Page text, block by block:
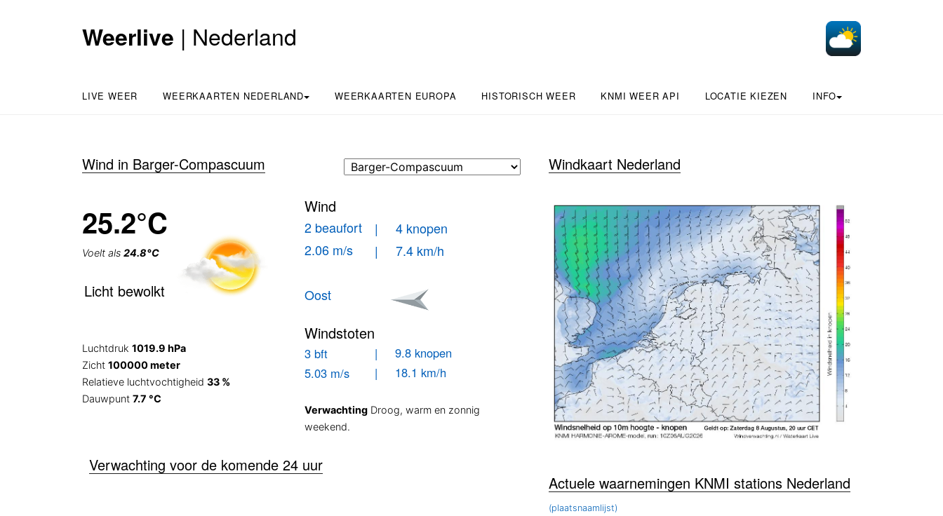
Weerlive | Nederland
LIVE WEER WEERKAARTEN NEDERLAND WEERKAARTEN EUROPA HISTORISCH WEER KNMI WEER API LOCATIE KIEZEN INFO
Wind in Barger-Compascuum
Wind
2 beaufort
| 4 knopen
2.06 m/s
| 7.4 km/h
Oost
Windstoten
3 bft
| 9.8 knopen
5.03 m/s
| 18.1 km/h
Verwachting Droog, warm en zonnig
weekend.
25.2°C
Voelt als 24.8°C
Licht bewolkt
Luchtdruk 1019.9 hPa
Zicht 100000 meter
Relatieve luchtvochtigheid 33 %
Dauwpunt 7.7 °C
Verwachting voor de komende 24 uur
Windkaart Nederland
Actuele waarnemingen KNMI stations Nederland
(plaatsnaamlijst)